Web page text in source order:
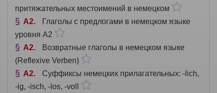
притяжательных местоимений в немецком
A2
Глаголы с предлогами в немецком языке
уровня A2
A2
Возвратные глаголы в немецком языке
(Reflexive Verben)
A2
Суффиксы немецких прилагательных: -lich,
-ig, -isch, -los, -voll